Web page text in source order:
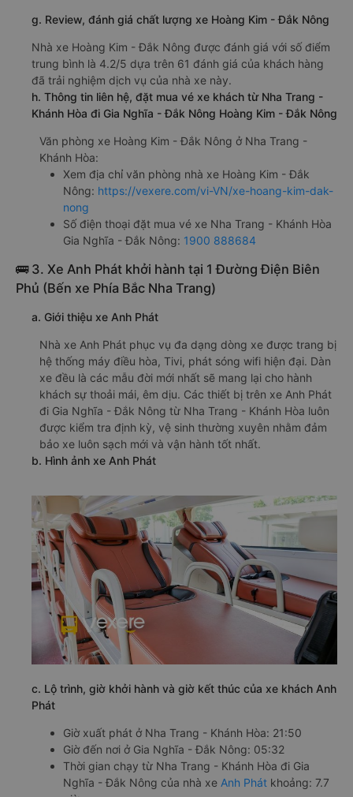
g. Review, đánh giá chất lượng xe Hoàng Kim - Đắk Nông
Nhà xe Hoàng Kim - Đắk Nông được đánh giá với số điểm
trung bình là 4.2/5 dựa trên 61 đánh giá của khách hàng
đã trải nghiệm dịch vụ của nhà xe này.
h. Thông tin liên hệ, đặt mua vé xe khách từ Nha Trang -
Khánh Hòa đi Gia Nghĩa - Đắk Nông Hoàng Kim - Đắk Nông
Văn phòng xe Hoàng Kim - Đắk Nông ở Nha Trang -
Khánh Hòa:
Xem địa chỉ văn phòng nhà xe Hoàng Kim - Đắk
Nông: https://vexere.com/vi-VN/xe-hoang-kim-dak-
nong
Số điện thoại đặt mua vé xe Nha Trang - Khánh Hòa
Gia Nghĩa - Đắk Nông: 1900 888684
🚌 3. Xe Anh Phát khởi hành tại 1 Đường Điện Biên
Phủ (Bến xe Phía Bắc Nha Trang)
a. Giới thiệu xe Anh Phát
Nhà xe Anh Phát phục vụ đa dạng dòng xe được trang bị
hệ thống máy điều hòa, Tivi, phát sóng wifi hiện đại. Dàn
xe đều là các mẫu đời mới nhất sẽ mang lại cho hành
khách sự thoải mái, êm dịu. Các thiết bị trên xe Anh Phát
đi Gia Nghĩa - Đắk Nông từ Nha Trang - Khánh Hòa luôn
được kiểm tra định kỳ, vệ sinh thường xuyên nhằm đảm
bảo xe luôn sạch mới và vận hành tốt nhất.
b. Hình ảnh xe Anh Phát
c. Lộ trình, giờ khởi hành và giờ kết thúc của xe khách Anh
Phát
Giờ xuất phát ở Nha Trang - Khánh Hòa: 21:50
Giờ đến nơi ở Gia Nghĩa - Đắk Nông: 05:32
Thời gian chạy từ Nha Trang - Khánh Hòa đi Gia
Nghĩa - Đắk Nông của nhà xe Anh Phát khoảng: 7.7